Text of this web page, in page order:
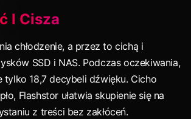
I Cisza
chłodzenie, a przez to cichą i
SSD i NAS. Podczas oczekiwania,
tylko 18,7 decybeli dźwięku. Cicho
Flashstor ułatwia skupienie się na
z treści bez zakłóceń.